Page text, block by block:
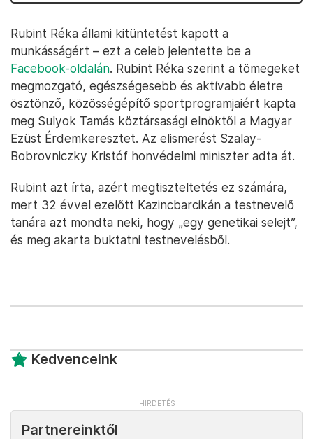
Rubint Réka állami kitüntetést kapott a
munkásságért – ezt a celeb jelentette be a
Facebook-oldalán. Rubint Réka szerint a tömegeket
megmozgató, egészségesebb és aktívabb életre
ösztönző, közösségépítő sportprogramjaiért kapta
meg Sulyok Tamás köztársasági elnöktől a Magyar
Ezüst Érdemkeresztet. Az elismerést Szalay-
Bobrovniczky Kristóf honvédelmi miniszter adta át.
Rubint azt írta, azért megtiszteltetés ez számára,
mert 32 évvel ezelőtt Kazincbarcikán a testnevelő
tanára azt mondta neki, hogy „egy genetikai selejt”,
és meg akarta buktatni testnevelésből.
Kedvenceink
Partnereinktől